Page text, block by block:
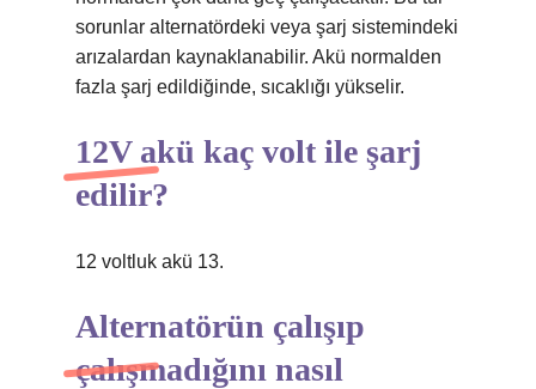
sorunlar alternatördeki veya şarj sistemindeki
arızalardan kaynaklanabilir. Akü normalden
fazla şarj edildiğinde, sıcaklığı yükselir.
12V akü kaç volt ile şarj
edilir?
12 voltluk akü 13.
Alternatörün çalışıp
çalışmadığını nasıl